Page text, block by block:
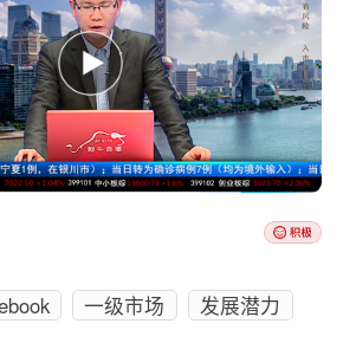
一级市场
发展潜力